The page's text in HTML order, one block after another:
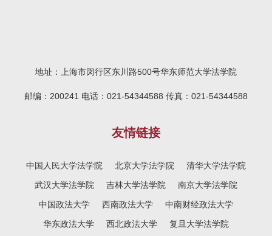
地址：上海市闵行区东川路500号华东师范大学法学院
邮编：200241 电话：021-54344588 传真：021-54344588
友情链接
中国人民大学法学院 北京大学法学院
清华大学法学院
武汉大学法学院
吉林大学法学院
南京大学法学院
中国政法大学
西南政法大学
中南财经政法大学
华东政法大学
西北政法大学
复旦大学法学院